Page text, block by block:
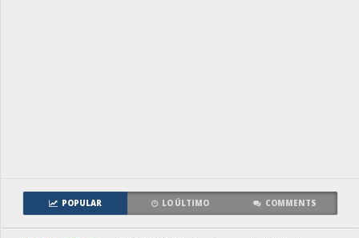
POPULAR LO ÚLTIMO COMMENTS